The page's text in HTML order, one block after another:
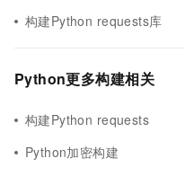
构建Python requests库
Python更多构建相关
构建Python requests
Python加密构建